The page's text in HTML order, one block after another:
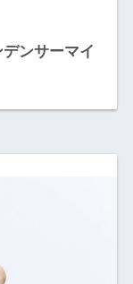
ンサーマイ